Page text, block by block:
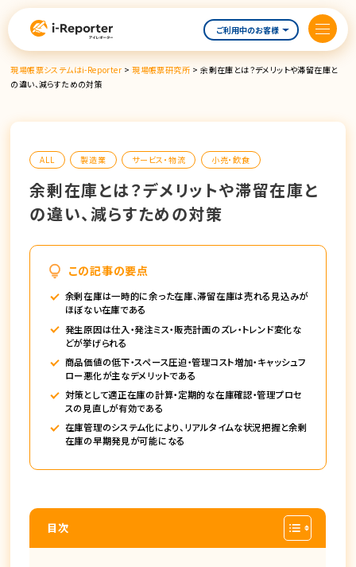
容
ご利用中のお客様
現場帳票システムはi-Reporter >現場帳票研究所 >余剰在庫とは？デメリットや滞留在庫と
の違い、減らすための対策
ALL 製造業 サービス・物流 小売・飲食
余剰在庫とは？デメリットや滞留在庫と
の違い、減らすための対策
この記事の要点
余剰在庫は一時的に余った在庫、滞留在庫は売れる見込みが
ほぼない在庫である
発生原因は仕入・発注ミス・販売計画のズレ・トレンド変化な
どが挙げられる
商品価値の低下・スペース圧迫・管理コスト増加・キャッシュフ
ロー悪化が主なデメリットである
対策として適正在庫の計算・定期的な在庫確認・管理プロセ
スの見直しが有効である
在庫管理のシステム化により、リアルタイムな状況把握と余剰
在庫の早期発見が可能になる
目次